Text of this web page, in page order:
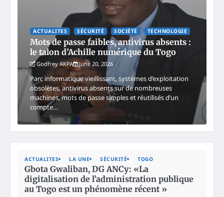
ACTUALITES SÉCURITÉ SOCIÉTÉ TECHNOLOGIE
Mots de passe faibles, antivirus absents :
le talon d’Achille numérique du Togo
Godfrey AKPA June 20, 2026
Parc informatique vieillissant, systèmes d’exploitation
obsolètes, antivirus absents sur de nombreuses
machines, mots de passe simples et réutilisés d’un
compte…
ACTUALITES LA UNE SÉCURITÉ TOGO
Gbota Gwaliban, DG ANCy: «La
digitalisation de l’administration publique
au Togo est un phénomène récent »